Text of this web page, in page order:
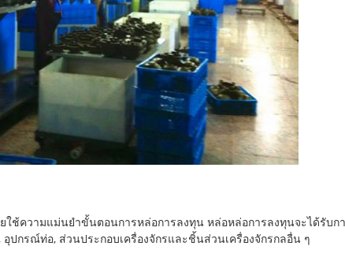
ช้ความแม่นยำขั้นตอนการหล่อการลงทุน หล่อหล่อการลงทุนจะได้รับกา
อุปกรณ์ท่อ, ส่วนประกอบเครื่องจักรและชิ้นส่วนเครื่องจักรกลอื่น ๆ